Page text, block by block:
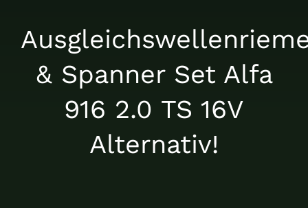
Kontakt
& Spanner Set Alfa
916 2.0 TS 16V
Alternativ!